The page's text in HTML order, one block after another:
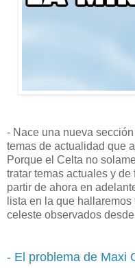
- Nace una nueva
temas de actualidad que
Porque el Celta no
tratar temas actuales y
partir de ahora en
lista en la que
celeste observados
- El problema de Maxi